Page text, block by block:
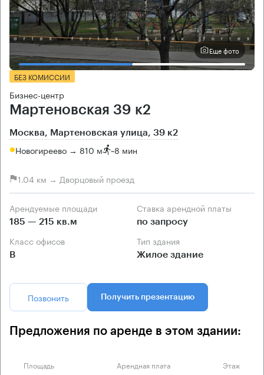
Еще фото
БЕЗ КОМИССИИ
Бизнес-центр
Мартеновская 39 к2
Москва, Мартеновская улица, 39 к2
Новогиреево → 810 м ~8 мин
1.04 км → Дворцовый проезд
Арендуемые площади
185 — 215 кв.м
Ставка арендной платы
по запросу
Класс офисов
B
Тип здания
Жилое здание
Позвонить Получить презентацию
Предложения по аренде в этом здании:
Площадь Арендная плата Этаж